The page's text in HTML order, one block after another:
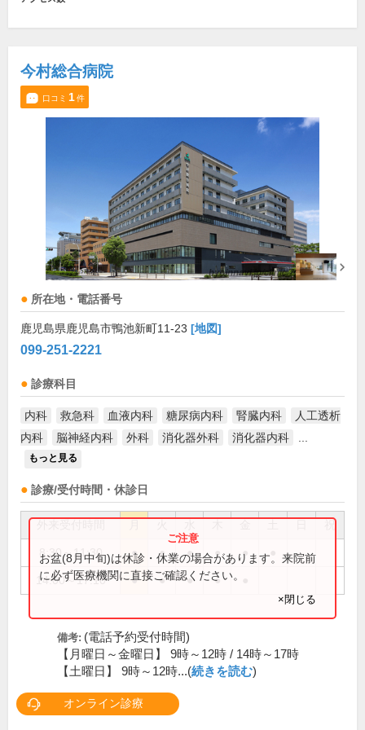
今村総合病院
口コミ 1件
所在地・電話番号
鹿児島県鹿児島市鴨池新町11-23 [地図]
099-251-2221
診療科目
内科 救急科 血液内科 糖尿病内科 腎臓内科
人工透析
内科
脳神経内科 外科 消化器外科 消化器内科
もっと見る
診療/受付時間・休診日
祝
8:30～11:30 ● ● ● ● ●
14:00～17:10 ● ● ● ●
お盆(8月中旬)は休診・休業の場合があります。来院前
に必ず医療機関に直接ご確認ください。
×閉じる
備考: (電話予約受付時間)
【月曜日～金曜日】 9時～12時 / 14時～17時
【土曜日】 9時～12時...(続きを読む)
オンライン診療